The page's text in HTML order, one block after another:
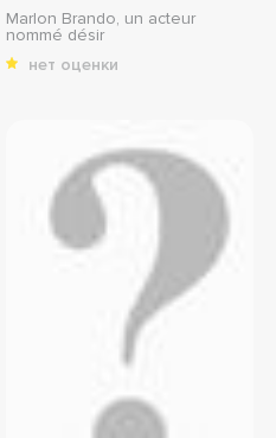
Marlon Brando, un acteur
nommé désir
нет оценки